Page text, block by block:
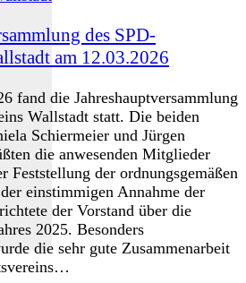
des SPD-
am 12.03.2026
fand die Jahreshauptversammlung
Wallstadt statt. Die beiden
Schiermeier und Jürgen
die anwesenden Mitglieder
Feststellung der ordnungsgemäßen
einstimmigen Annahme der
der Vorstand über die
2025. Besonders
die sehr gute Zusammenarbeit